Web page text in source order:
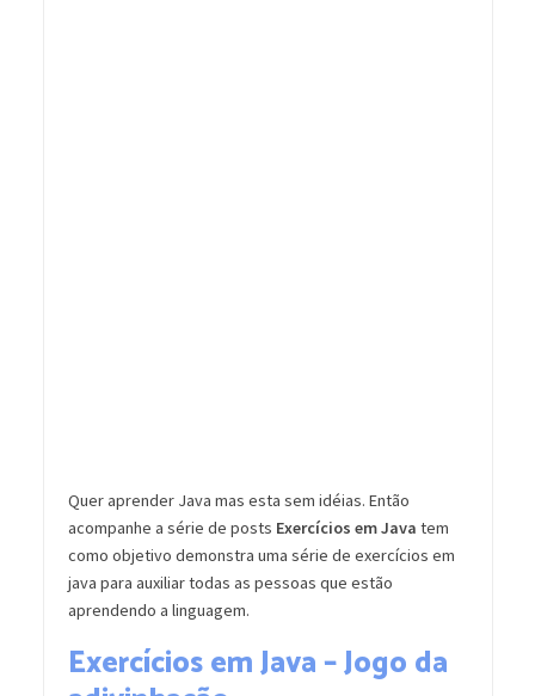
Quer aprender Java mas esta sem idéias. Então
acompanhe a série de posts Exercícios em Java tem
como objetivo demonstra uma série de exercícios em
java para auxiliar todas as pessoas que estão
aprendendo a linguagem.
Exercícios em Java – Jogo da